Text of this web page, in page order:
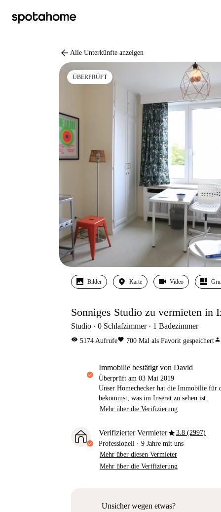
arrow_back Alle Unterkünfte anzeigen
ÜBERPRÜFT
Bilder Karte Video
Sonniges Studio zu vermieten in
Studio 0 Schlafzimmer 1 Badezimmer
visibility 5174 Aufrufefavorite 700 Mal als Favorit gespeichertperson
Immobilie bestätigt von David
Überprüft am 03 Mai 2019
Unser Homechecker hat die Immobilie für
bekommst, was im Inserat zu sehen ist.
Mehr über die Verifizierung
Verifizierter Vermieterstar3.8 (2997)
Professionell · 9 Jahre mit uns
Mehr über diesen Vermieter
Mehr über die Verifizierung
Unsicher wegen etwas?